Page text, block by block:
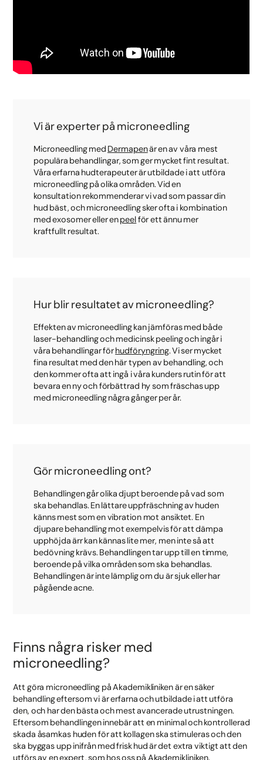
Vi är experter på microneedling
Microneedling med Dermapenär en av våra mest
populära behandlingar, som ger mycket fint resultat.
Våra erfarna hudterapeuter är utbildade i att utföra
microneedling på olika områden. Vid en
konsultation rekommenderar vi vad som passar din
hud bäst, och microneedling sker ofta i kombination
med exosomer eller enpeelför ett ännu mer
kraftfullt resultat.
Hur blir resultatet av microneedling?
Effekten av microneedling kan jämföras med både
laser-behandling och medicinsk peeling och ingår i
våra behandlingar förhudföryngring. Vi ser mycket
fina resultat med den här typen av behandling, och
den kommer ofta att ingå i våra kunders rutin för att
bevara en ny och förbättrad hy som fräschas upp
med microneedling några gånger per år.
Gör microneedling ont?
Behandlingen går olika djupt beroende på vad som
ska behandlas. En lättare uppfräschning av huden
känns mest som en vibration mot ansiktet. En
djupare behandling mot exempelvis för att dämpa
upphöjda ärr kan kännas lite mer, men inte så att
bedövning krävs. Behandlingen tar upp till en timme,
beroende på vilka områden som ska behandlas.
Behandlingen är inte lämplig om du är sjuk eller har
pågående acne.
Finns några risker med
microneedling?
Att göra microneedling på Akademikliniken är en säker
behandling eftersom vi är erfarna och utbildade i att utföra
den, och har den bästa och mest avancerade utrustningen.
Eftersom behandlingen innebär att en minimal och kontrollerad
skada åsamkas huden för att kollagen ska stimuleras och den
ska byggas upp inifrån med frisk hud är det extra viktigt att den
utförs av en expert, som hos oss på Akademikliniken.